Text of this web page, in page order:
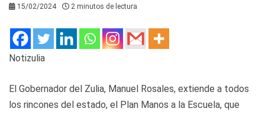
15/02/2024 2 minutos de lectura
Notizulia
El Gobernador del Zulia, Manuel Rosales, extiende a todos
los rincones del estado, el Plan Manos a la Escuela, que